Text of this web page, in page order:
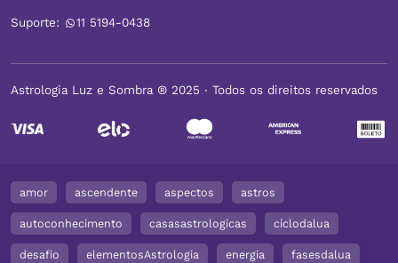
Suporte: 11 5194-0438
Astrologia Luz e Sombra ® 2025 ∙ Todos os direitos reservados
amor ascendente aspectos astros
autoconhecimento casasastrologicas ciclodalua
desafio elementosAstrologia energia fasesdalua